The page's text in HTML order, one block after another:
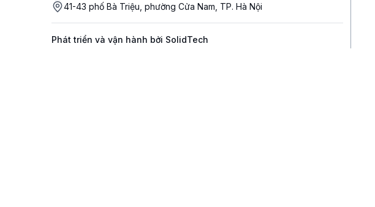
41-43 phố Bà Triệu, phường Cửa Nam, TP. Hà Nội
Phát triển và vận hành bởi SolidTech